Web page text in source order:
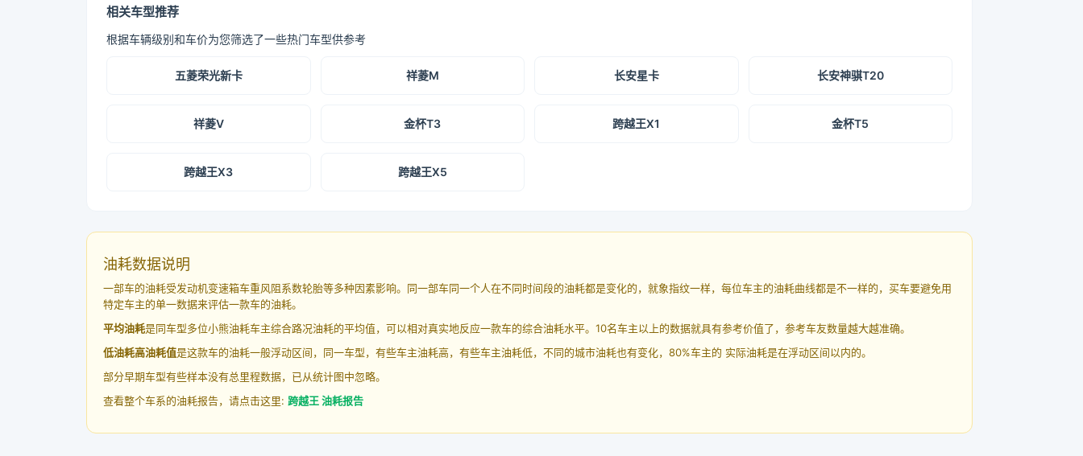
相关车型推荐
根据车辆级别和车价为您筛选了一些热门车型供参考
五菱荣光新卡 祥菱M 长安星卡 长安神骐T20
祥菱V 金杯T3 跨越王X1 金杯T5
跨越王X3 跨越王X5
油耗数据说明
一部车的油耗受发动机变速箱车重风阻系数轮胎等多种因素影响。同一部车同一个人在不同时间段的油耗都是变化的，就象指纹一样，每位车主的油耗曲线都是不一样的，买车要避免用
特定车主的单一数据来评估一款车的油耗。
平均油耗是同车型多位小熊油耗车主综合路况油耗的平均值，可以相对真实地反应一款车的综合油耗水平。10名车主以上的数据就具有参考价值了，参考车友数量越大越准确。
低油耗高油耗值是这款车的油耗一般浮动区间，同一车型，有些车主油耗高，有些车主油耗低，不同的城市油耗也有变化，80%车主的 实际油耗是在浮动区间以内的。
部分早期车型有些样本没有总里程数据，已从统计图中忽略。
查看整个车系的油耗报告，请点击这里: 跨越王 油耗报告